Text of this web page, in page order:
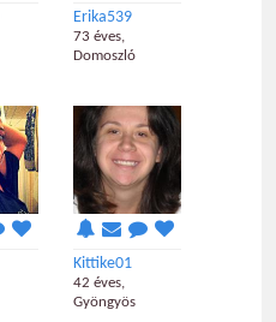
Erika539
73 éves,
Domoszló
Kittike01
42 éves,
Gyöngyös